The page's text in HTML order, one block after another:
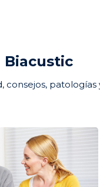
Biacustic
consejos, patologías